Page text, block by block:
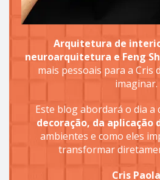
Arquitetura de
neuroarquitetura e Feng
mais pessoais para a Cris
imaginar.
Este blog abordará o dia a
decoração, da aplicação
ambientes e como eles
transformar
Cris Paola